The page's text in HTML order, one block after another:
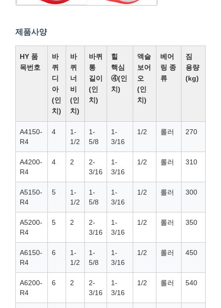
제품사양
HY 품
목번호
바
퀴
디
아
(인
치)
바
퀴
너
비
(인
치)
바퀴
통
길이
(인
치)
힐
핵심
④(인
치)
액슬
보어
오
(인
치)
베어
링 종
류
짐
용량
(kg)
A4150-
R4
4
1-
1/2
1-
5/8
1-
3/16
1/2 롤러 270
A4200-
R4
4 2
2-
3/16
1-
3/16
1/2 롤러 310
A5150-
R4
5
1-
1/2
1-
5/8
1-
3/16
1/2 롤러 300
A5200-
R4
5 2
2-
3/16
1-
3/16
1/2 롤러 350
A6150-
R4
6
1-
1/2
1-
5/8
1-
3/16
1/2 롤러 450
A6200-
R4
6 2
2-
3/16
1-
3/16
1/2 롤러 540